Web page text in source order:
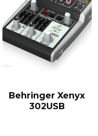
Behringer Xenyx
302USB